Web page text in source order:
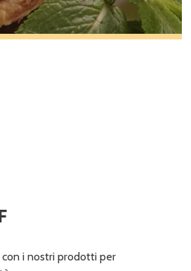
con i nostri prodotti per